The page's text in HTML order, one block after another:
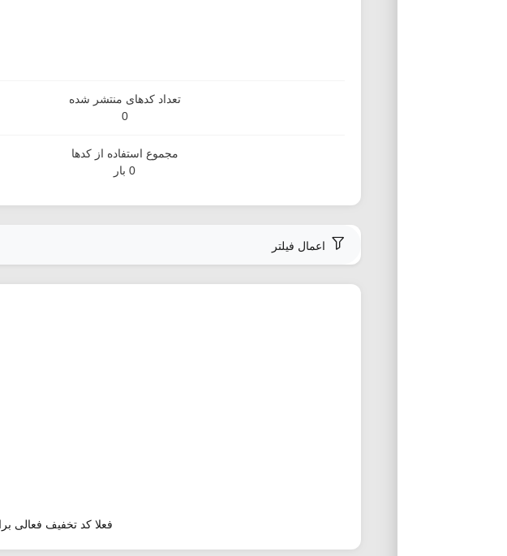
تعداد کدهای منتشر شده
0
مجموع استفاده از کدها
0 بار
اعمال فیلتر
فعلا کد تخفیف فعالی